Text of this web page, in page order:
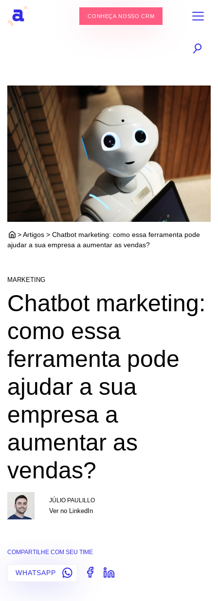
CONHEÇA NOSSO CRM
> Artigos > Chatbot marketing: como essa ferramenta pode
ajudar a sua empresa a aumentar as vendas?
MARKETING
Chatbot marketing:
como essa
ferramenta pode
ajudar a sua
empresa a
aumentar as
vendas?
JÚLIO PAULILLO
Ver no LinkedIn
COMPARTILHE COM SEU TIME
WHATSAPP